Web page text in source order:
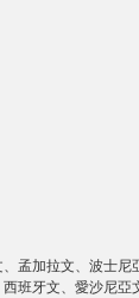
孟加拉文、波士尼
班牙文、愛沙尼亞